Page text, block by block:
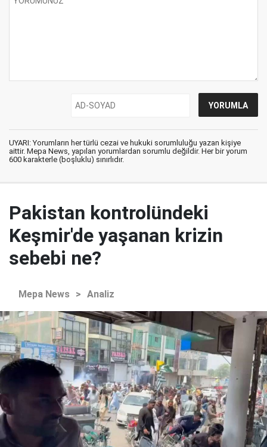
UYARI: Yorumların her türlü cezai ve hukuki sorumluluğu yazan kişiye
aittir. Mepa News, yapılan yorumlardan sorumlu değildir. Her bir yorum
600 karakterle (boşluklu) sınırlıdır.
Pakistan kontrolündeki
Keşmir'de yaşanan krizin
sebebi ne?
Mepa News > Analiz